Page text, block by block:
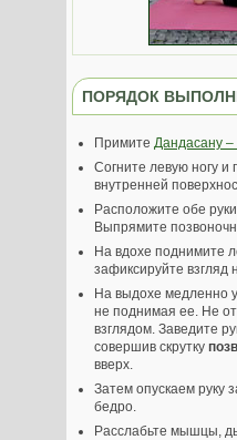
ПОРЯДОК
Примите Дандасану
Согните левую ногу и
внутренней
Расположите обе
Выпрямите
На вдохе поднимите
зафиксируйте взгляд
На выдохе медленно
не поднимая ее. Не
взглядом. Заведите
совершив скрутку
вверх.
Затем опускаем руку
бедро.
Расслабьте мышцы,